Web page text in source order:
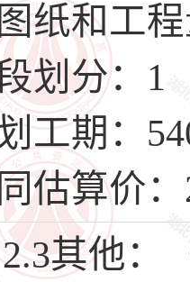
纸和工
划分：1
工期：
估算价
其他：